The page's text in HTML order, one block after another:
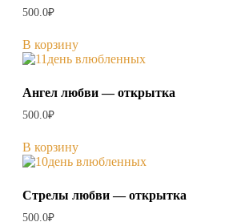
500.0₽
В корзину
Ангел любви — открытка
500.0₽
В корзину
Стрелы любви — открытка
500.0₽